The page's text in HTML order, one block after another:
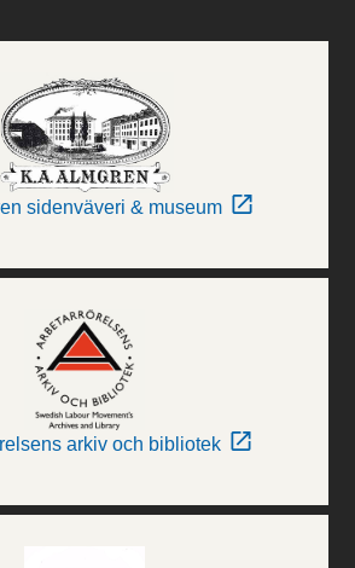
sidenväveri & museum
arkiv och bibliotek